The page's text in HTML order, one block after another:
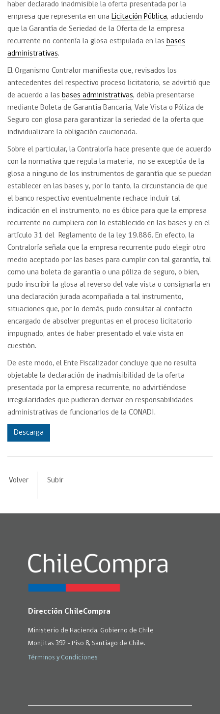
haber declarado inadmisible la oferta presentada por la
empresa que representa en una Licitación Pública, aduciendo
que la Garantía de Seriedad de la Oferta de la empresa
recurrente no contenía la glosa estipulada en las bases
administrativas.
El Organismo Contralor manifiesta que, revisados los
antecedentes del respectivo proceso licitatorio, se advirtió que
de acuerdo a las bases administrativas, debía presentarse
mediante Boleta de Garantía Bancaria, Vale Vista o Póliza de
Seguro con glosa para garantizar la seriedad de la oferta que
individualizare la obligación caucionada.
Sobre el particular, la Contraloría hace presente que de acuerdo
con la normativa que regula la materia, no se exceptúa de la
glosa a ninguno de los instrumentos de garantía que se puedan
establecer en las bases y, por lo tanto, la circunstancia de que
el banco respectivo eventualmente rechace incluir tal
indicación en el instrumento, no es óbice para que la empresa
recurrente no cumpliera con lo establecido en las bases y en el
artículo 31 del Reglamento de la ley 19.886. En efecto, la
Contraloría señala que la empresa recurrente pudo elegir otro
medio aceptado por las bases para cumplir con tal garantía, tal
como una boleta de garantía o una póliza de seguro, o bien,
pudo inscribir la glosa al reverso del vale vista o consignarla en
una declaración jurada acompañada a tal instrumento,
situaciones que, por lo demás, pudo consultar al contacto
encargado de absolver preguntas en el proceso licitatorio
impugnado, antes de haber presentado el vale vista en
cuestión.
De este modo, el Ente Fiscalizador concluye que no resulta
objetable la declaración de inadmisibilidad de la oferta
presentada por la empresa recurrente, no advirtiéndose
irregularidades que pudieran derivar en responsabilidades
administrativas de funcionarios de la CONADI.
Descarga
Volver Subir
Dirección ChileCompra
Ministerio de Hacienda, Gobierno de Chile
Monjitas 392 - Piso 8, Santiago de Chile.
Términos y Condiciones